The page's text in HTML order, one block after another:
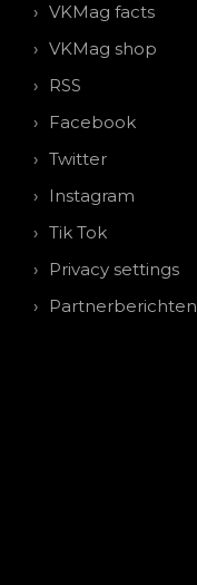
VKMag facts
VKMag shop
RSS
Facebook
Twitter
Instagram
Tik Tok
Privacy settings
Partnerberichten